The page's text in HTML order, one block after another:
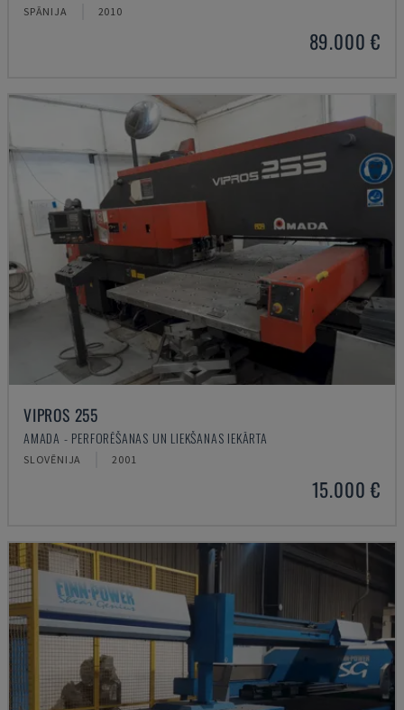
SPĀNIJA 2010
89.000 €
VIPROS 255
AMADA - PERFORĒŠANAS UN LIEKŠANAS IEKĀRTA
SLOVĒNIJA 2001
15.000 €